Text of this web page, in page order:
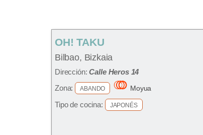
OH! TAKU
Bilbao, Bizkaia
Dirección:Calle Heros 14
Zona:
ABANDO Moyua
Tipo de cocina: JAPONÉS